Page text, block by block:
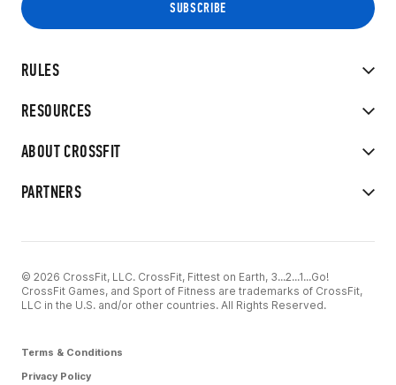
RULES
RESOURCES
ABOUT CROSSFIT
PARTNERS
© 2026 CrossFit, LLC. CrossFit, Fittest on Earth, 3...2...1...Go!
CrossFit Games, and Sport of Fitness are trademarks of CrossFit,
LLC in the U.S. and/or other countries. All Rights Reserved.
Terms & Conditions
Privacy Policy